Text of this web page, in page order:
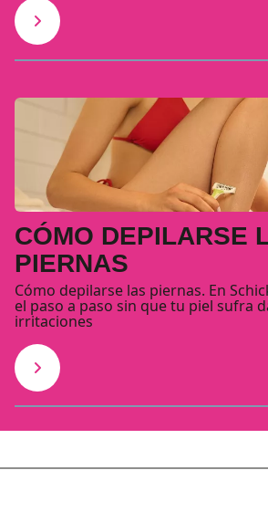
CÓMO DEPILARSE
PIERNAS
Cómo depilarse las piernas. En
el paso a paso sin que tu piel sufra
irritaciones